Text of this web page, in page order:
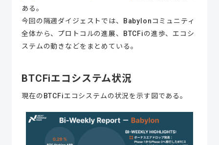
ある。
今回の隔週ダイジェストでは、Babylonコミュニティ
全体から、プロトコルの進展、BTCFiの進歩、エコシ
ステムの動きなどをまとめている。
BTCFiエコシステム状況
現在のBTCFiエコシステムの状況を示す図である。